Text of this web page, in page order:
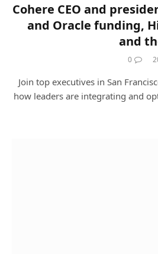
Cohere CEO and
and Oracle funding,
and
0
Join top executives in San
how leaders are integrating and